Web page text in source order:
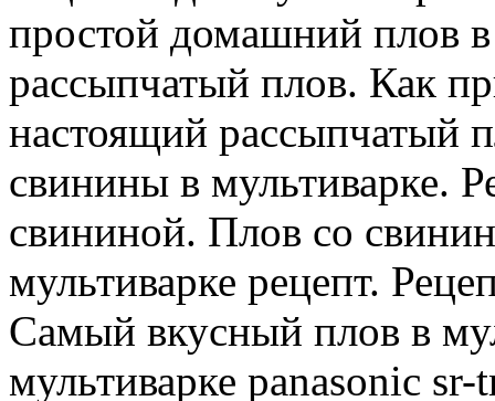
простой домашний плов
рассыпчатый плов. Как
настоящий рассыпчатый
свинины в мультиварке.
свининой. Плов со
мультиварке рецепт.
Самый вкусный плов в
мультиварке panasonic